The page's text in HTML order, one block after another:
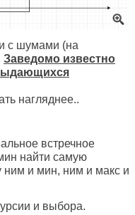
с шумами (на
Заведомо известно
нагляднее..
встречное
найти самую
ним и мин, ним и макс и
и выбора.